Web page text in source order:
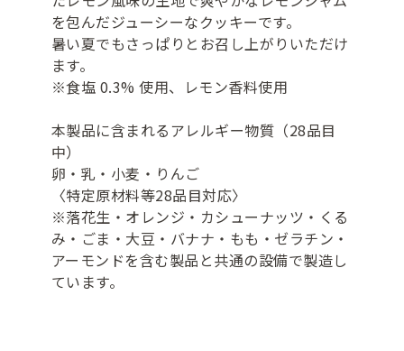
を包んだジューシーなクッキーです。
暑い夏でもさっぱりとお召し上がりいただけ
ます。
※食塩 0.3% 使用、レモン香料使用
本製品に含まれるアレルギー物質（28品目
中）
卵・乳・小麦・りんご
〈特定原材料等28品目対応〉
※落花生・オレンジ・カシューナッツ・くる
み・ごま・大豆・バナナ・もも・ゼラチン・
アーモンドを含む製品と共通の設備で製造し
ています。